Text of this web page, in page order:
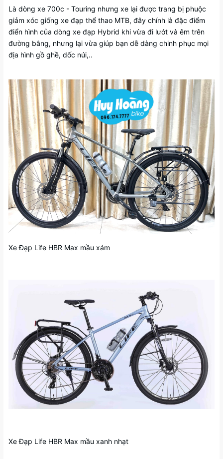
Là dòng xe 700c - Touring nhưng xe lại được trang bị phuộc
giảm xóc giống xe đạp thể thao MTB, đây chính là đặc điểm
điển hình của dòng xe đạp Hybrid khi vừa đi lướt và êm trên
đường bằng, nhưng lại vừa giúp bạn dễ dàng chinh phục mọi
địa hình gồ ghề, dốc núi,..
Xe Đạp Life HBR Max mầu xám
Xe Đạp Life HBR Max mầu xanh nhạt